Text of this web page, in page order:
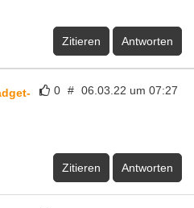
Zitieren Antworten
0 # 06.03.22 um 07:27
Zitieren Antworten